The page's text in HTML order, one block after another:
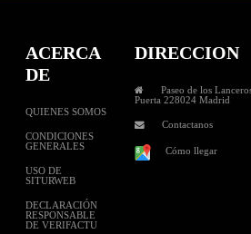
ACERCA
DE
QUIENES SOMOS
CONDICIONES
GENERALES
USO DE
SITURWEB
DECLARACIÓN
RESPONSABLE
DE VERIFACTU
DIRECCION
Paseo de los
Puerta 228024 Madrid
Contactanos
Cómo llegar